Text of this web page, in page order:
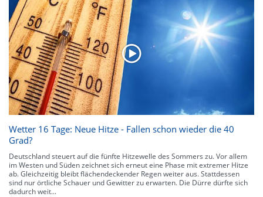
Wetter 16 Tage: Neue Hitze - Fallen schon wieder die 40
Grad?
Deutschland steuert auf die fünfte Hitzewelle des Sommers zu. Vor allem
im Westen und Süden zeichnet sich erneut eine Phase mit extremer Hitze
ab. Gleichzeitig bleibt flächendeckender Regen weiter aus. Stattdessen
sind nur örtliche Schauer und Gewitter zu erwarten. Die Dürre dürfte sich
dadurch weit...